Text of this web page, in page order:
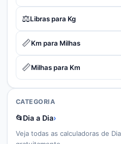
⚖️Libras para Kg
📏Km para Milhas
📏Milhas para Km
CATEGORIA
📂Dia a Dia›
Veja todas as calculadoras de